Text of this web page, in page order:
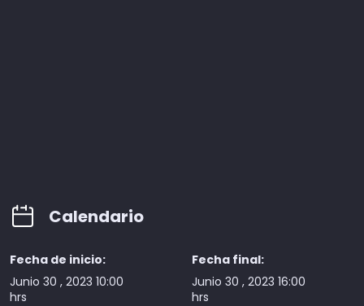
Calendario
Fecha de inicio:
Junio 30 , 2023 10:00
hrs
Fecha final:
Junio 30 , 2023 16:00
hrs